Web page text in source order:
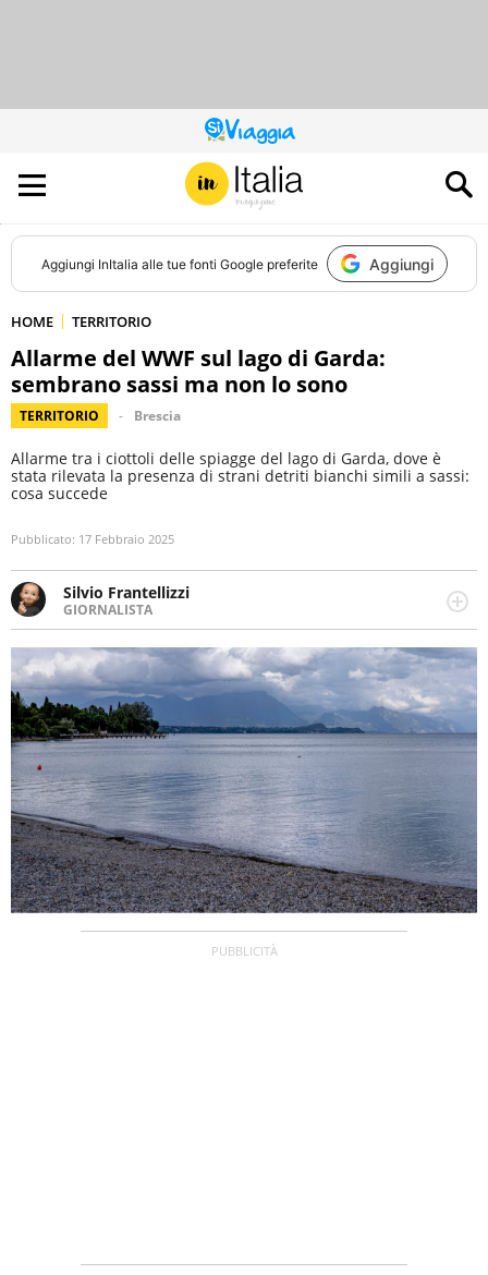
QUESTO
SITO
CONTRIBUISCE
ALL’AUDIENCE
DI
Aggiungi InItalia alle tue fonti Google preferite Aggiungi
HOME TERRITORIO
Allarme del WWF sul lago di Garda:
sembrano sassi ma non lo sono
TERRITORIO Brescia
Allarme tra i ciottoli delle spiagge del lago di Garda, dove è
stata rilevata la presenza di strani detriti bianchi simili a sassi:
cosa succede
Pubblicato: 17 Febbraio 2025
Silvio Frantellizzi
GIORNALISTA
Giornalista pubblicista. Da oltre dieci anni si occupa di
informazione sul web, scrivendo di sport, attualità,
cronaca, motori, spettacolo e videogame.